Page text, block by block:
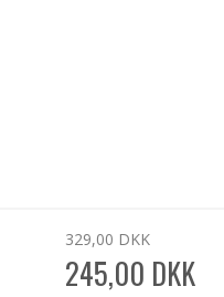
329,00 DKK
245,00 DKK